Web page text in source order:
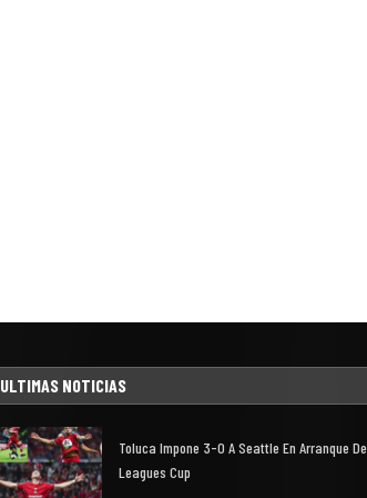
ULTIMAS NOTICIAS
Toluca Impone 3-0 A Seattle En Arranque De
Leagues Cup